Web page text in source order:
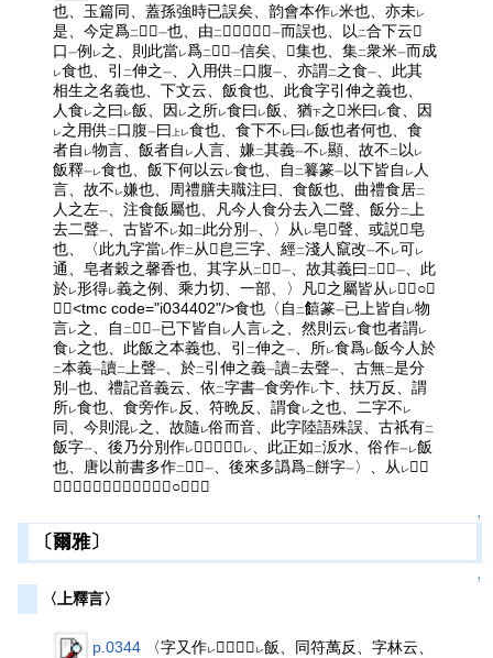
也、玉篇同、蓋孫強時已誤矣、韵會本作レ米也、亦未レ
是、今定爲二𠓛米一也、由二𠓛字俗罕用一而誤也、以 二合下云𠓛
口一例 レ 之、則此當レ爲二𠓛米一信矣、𠓛集也、集二衆米一而成
レ食也、引 二伸之一 、入用供二口腹一 、亦謂二之食一
、此其
相生之名義也、下文云、飯食也、此食字引伸之義也、
人食 レ 之曰 レ飯、因 レ 之所レ食曰 レ飯、猶下之𠓛米曰 レ食、因
レ 之用供二口腹一曰上レ食也、食下不 レ 曰 レ飯也者何也、食
者自 レ物言、飯者自 レ 人言、嫌二其義一不 レ顯、故不二 以 レ
飯釋一レ食也、飯下何以云 レ食也、自 二籑篆一 以下皆自 レ 人
言、故不 レ嫌也、周禮膳夫職注曰、食飯也、曲禮食居二
人之左一 、注食飯屬也、凡今人食分去入二聲、飯分二
上
去二聲一 、古皆不 レ如二此分別一 、〉从 レ皂𠓛聲、或説𠓛皂
也、〈此九字當レ作二 从𠓛皀三字、經二淺人竄改一不 レ可レ
通、皂者穀之馨香也、其字从 二𠓛皀一 、故其義曰二𠓛米一
、此
於レ形得レ義之例、乘力切、一部、〉凡𩚁之屬皆从 レ 𩚁〈○中
略〉<tmc code="i034402"/>食也〈自 二饎篆一已上皆自 レ物
言レ 之、自 二𠓛篆一已下皆自 レ 人言レ 之、然則云 レ食也者謂レ
食 レ 之也、此飯之本義也、引 二伸之一 、所レ食爲レ飯今人於
二本義一讀二 上聲一 、於二引伸之義一讀二去聲一 、古無二是分
別一也、禮記音義云、依二字書一食旁作レ卞、扶万反、謂
所レ食也、食旁作レ 反、符晩反、謂食 レ 之也、二字不 レ
同、今則混 レ 之、故隨 レ俗而音、此字陸語殊誤、古祇有二
飯字一 、後乃分別作レ 𩚳、俗又作 レ 、此正如二汳水、俗作一レ飯
也、唐以前書多作二𩚳字一 、後來多譌爲二餅字一 〉、从 レ 𩚁、
反聲、〈符萬切、十四部、○下略〉
↑
〔爾雅〕
↑
〈上釋言〉
p.0344 〈字又作レ 𩚳、俗作 レ飯、同符萬反、字林云、